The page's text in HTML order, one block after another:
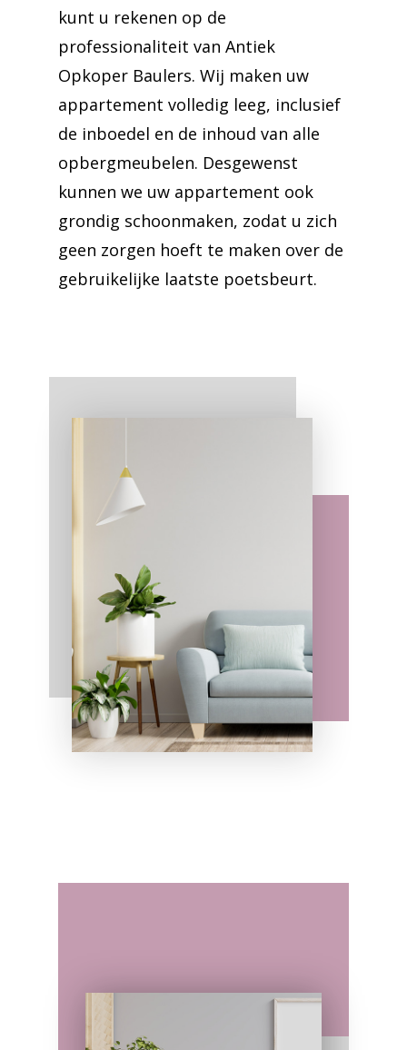
kunt u rekenen op de
professionaliteit van Antiek
Opkoper Baulers. Wij maken uw
appartement volledig leeg, inclusief
de inboedel en de inhoud van alle
opbergmeubelen. Desgewenst
kunnen we uw appartement ook
grondig schoonmaken, zodat u zich
geen zorgen hoeft te maken over de
gebruikelijke laatste poetsbeurt.